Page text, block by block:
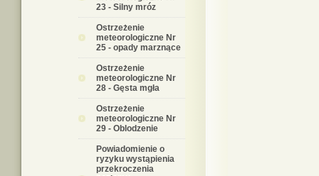
23 - Silny mróz
Ostrzeżenie
meteorologiczne Nr
25 - opady marznące
Ostrzeżenie
meteorologiczne Nr
28 - Gęsta mgła
Ostrzeżenie
meteorologiczne Nr
29 - Oblodzenie
Powiadomienie o
ryzyku wystąpienia
przekroczenia